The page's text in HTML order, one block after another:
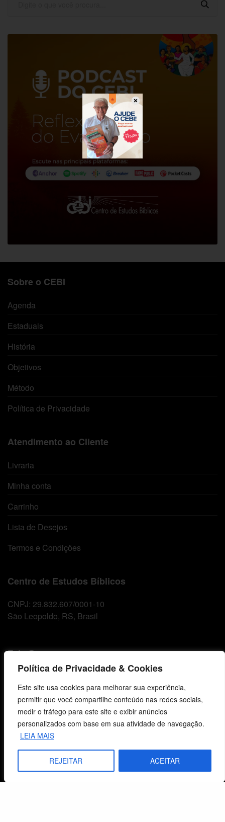
Política de Privacidade & Cookies
Este site usa cookies para melhorar sua experiência,
permitir que você compartilhe conteúdo nas redes sociais,
medir o tráfego para este site e exibir anúncios
personalizados com base em sua atividade de navegação.
LEIA MAIS
REJEITAR ACEITAR
Sobre o CEBI
Agenda
Estaduais
História
Objetivos
Método
Política de Privacidade
Atendimento ao Cliente
Livraria
Minha conta
Carrinho
Lista de Desejos
Termos e Condições
Centro de Estudos Bíblicos
CNPJ: 29.832.607/0001-10
São Leopoldo, RS, Brasil
Fale Conosco
vendas@cebi.org.br
comunicacao@cebi.org.br
WhatsApp / Vendas
+55 (51) 99734-4518
WhatsApp / Comunicação
+55 (51) 99799-3041